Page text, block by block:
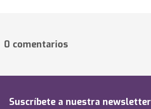
0 comentarios
Suscríbete a nuestra newsletter